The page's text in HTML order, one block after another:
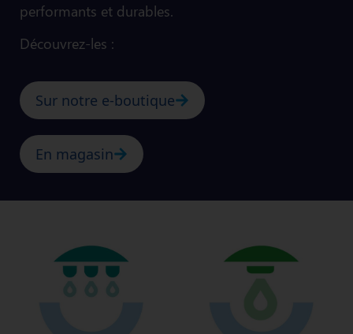
performants et durables.
Découvrez-les :
Sur notre e-boutique
En magasin